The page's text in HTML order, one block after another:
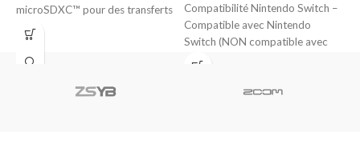
microSDXC™ pour des transferts
rapides, des applications
Compatibilité Nintendo Switch –
Compatible avec Nintendo
Switch (NON compatible avec
Nintendo Switch 2). Stockage